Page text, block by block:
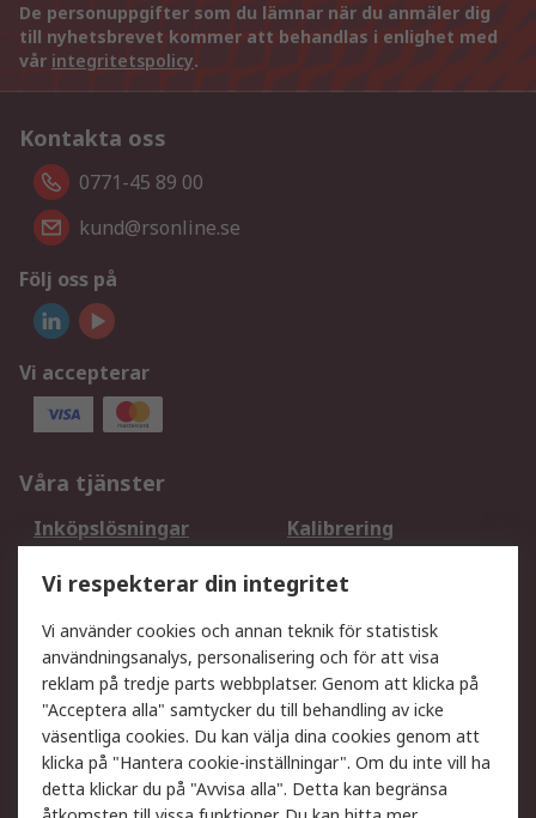
De personuppgifter som du lämnar när du anmäler dig
till nyhetsbrevet kommer att behandlas i enlighet med
vår integritetspolicy.
Kontakta oss
0771-45 89 00
kund@rsonline.se
Följ oss på
Vi accepterar
Våra tjänster
Inköpslösningar
Kalibrering
DesignSpark
Teknisk Support
Ditt lokala säljteam
Exportlösningar
Support
Få hjälp
Retur av varor
Leverans
Spåra din order
Begär en fakturakopi
Fördelar med RS-konto
Vi respekterar din integritet
Vi använder cookies och annan teknik för statistisk
användningsanalys, personalisering och för att visa
reklam på tredje parts webbplatser. Genom att klicka på
"Acceptera alla" samtycker du till behandling av icke
väsentliga cookies. Du kan välja dina cookies genom att
klicka på "Hantera cookie-inställningar". Om du inte vill ha
detta klickar du på "Avvisa alla". Detta kan begränsa